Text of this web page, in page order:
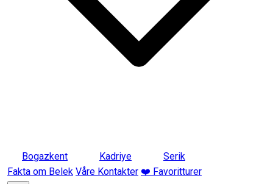
Bogazkent Kadriye
Serik
Fakta om Belek Våre Kontakter ❤️ Favoritturer